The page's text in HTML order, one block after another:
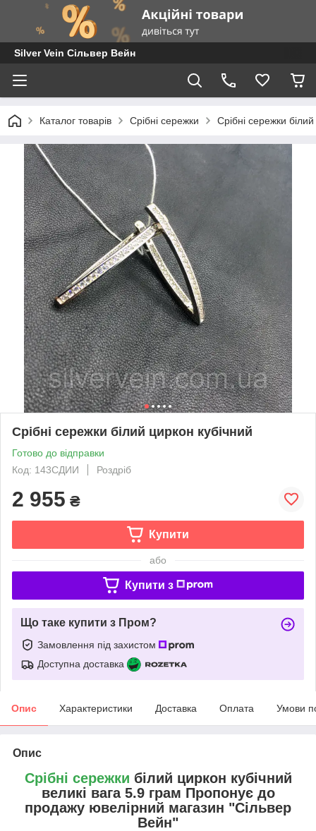
Silver Vein Сільвер Вейн
Каталог товарів Срібні сережки Срібні сережки
Срібні сережки білий циркон кубічний
Готово до відправки
Код: 143СДИИ
Роздріб
2 955 ₴
Купити
або
Купити з
Що таке купити з Пром?
Замовлення під захистом
Доступна доставка
Опис Характеристики Доставка Оплата Умови
Опис
Срібні сережки білий циркон кубічний
великі вага 5.9 грам Пропонує до
продажу ювелірний магазин "Сільвер
Вейн"